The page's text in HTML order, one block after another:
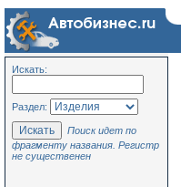
Искать:
Раздел:
Поиск идет по
фрагменту названия. Регистр
не существенен